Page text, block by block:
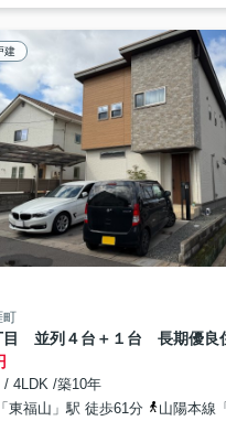
建
町
目 並列４台＋１台 長期優良
/ 4LDK /築10年
東福山」駅 徒歩61分
山陽本線